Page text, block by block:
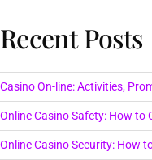
Recent Posts
Casino On-line: Activities,
Online Casino Safety: How to
Online Casino Security: How